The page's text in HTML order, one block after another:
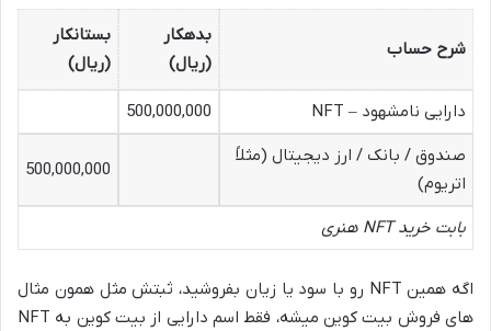
شرح حساب
بدهکار
(ریال)
بستانکار
(ریال)
دارایی نامشهود – NFT
500,000,000
صندوق / بانک / ارز دیجیتال (مثلاً
اتریوم)
500,000,000
بابت خرید NFT هنری
اگه همین NFT رو با سود یا زیان بفروشید، ثبتش مثل همون مثال
های فروش بیت کوین میشه، فقط اسم دارایی از بیت کوین به NFT